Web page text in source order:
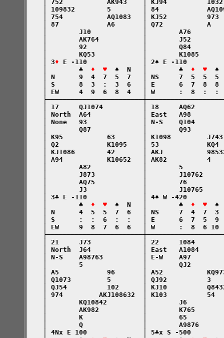
│ 752           AK943    │ KJ94
│ 109832        5        │ 84
│ 754           AQ1083   │ KJ52
│ 87            A6       │ Q72           A
│        J10             │        A76
│        AK764           │        J52
│        92              │        Q84
│        KQ53            │        K1085
    │ 3
♦ E -110              │ 2♠ E -110
    │        ♣
♦  ♥
  ♠  N   │        ♣
♦  ♥
♠
│ N      9  4  7  5  7   │ NS     7  5  5
│ S      8  3  :  3  6   │ E      6  7  8
│ EW     4  9  6  8  4   │ W      :  8  :
│ 17     QJ1074          │ 18     AQ62
│ North  A64             │ East   A98
│ None   93              │ N-S    Q104
│        Q87             │        Q93
│ K95           63       │ K1098
│ Q2            K1095    │ 53
│ KJ1086        42       │ AKJ
│ A94           K10652   │ AK82          4
│        A82             │        5
│        J873            │        J10762
│        AQ75            │        76
│        J3              │        J10765
│ 3♣ E -110              │ 4♠ W -420
    │        ♣
♦  ♥
  ♠  N   │        ♣
♦  ♥
♠
│ N      4  5  5  7  6   │ NS     7  4  7
│ S      :  :  6  :  :   │ E      6  7  5
│ EW     9  8  7  6  6   │ W      :  8  6
│ 21     J73             │ 22     1084
│ North  J64             │ East   A1084
│ N-S    A98763          │ E-W    A97
│        5               │        QJ2
│ A5            96       │ A52
│ Q1073         5        │ QJ92          3
│ QJ54          102      │ KJ10
│ 974         AKJ108632  │ K103          54
│        KQ10842         │        J6
│        AK982           │        K765
│        K               │        65
│        Q               │        A9876
│ 4Nx E 100              │ 5♣x S -500